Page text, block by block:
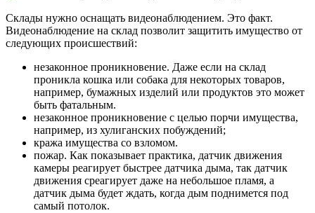
Склады нужно оснащать видеонаблюдением. Это факт.
Видеонаблюдение на склад позволит защитить имущество от
следующих происшествий:
незаконное проникновение. Даже если на склад
проникла кошка или собака для некоторых товаров,
например, бумажных изделий или продуктов это может
быть фатальным.
незаконное проникновение с целью порчи имущества,
например, из хулиганских побуждений;
кража имущества со взломом.
пожар. Как показывает практика, датчик движения
камеры реагирует быстрее датчика дыма, так датчик
движения среагирует даже на небольшое пламя, а
датчик дыма будет ждать, когда дым поднимется под
самый потолок.